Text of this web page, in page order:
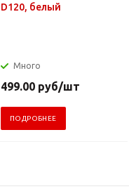
D120, белый
Много
499.00 руб/шт
ПОДРОБНЕЕ